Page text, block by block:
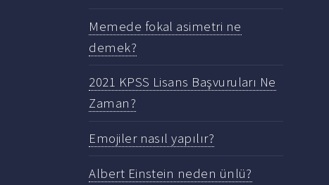
Memede fokal asimetri ne
demek?
2021 KPSS Lisans Başvuruları Ne
Zaman?
Emojiler nasıl yapılır?
Albert Einstein neden ünlü?